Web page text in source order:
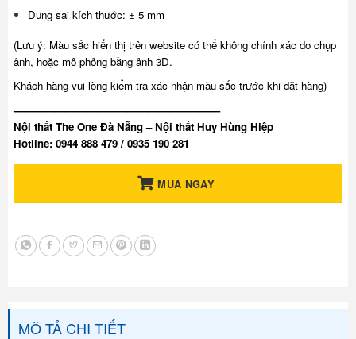
Dung sai kích thước: ± 5 mm
(Lưu ý: Màu sắc hiển thị trên website có thể không chính xác do chụp
ảnh, hoặc mô phỏng bằng ảnh 3D.
Khách hàng vui lòng kiểm tra xác nhận màu sắc trước khi đặt hàng)
————————————————————
Nội thất The One Đà Nẵng – Nội thất Huy Hùng Hiệp
Hotline: 0944 888 479 / 0935 190 281
MUA NGAY
MÔ TẢ CHI TIẾT